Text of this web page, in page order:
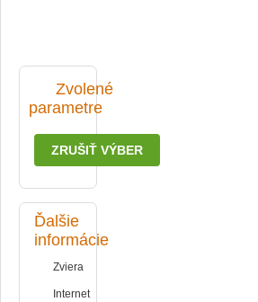
Zvolené
parametre
ZRUŠIŤ VÝBER
Ďalšie
informácie
Zviera
Internet